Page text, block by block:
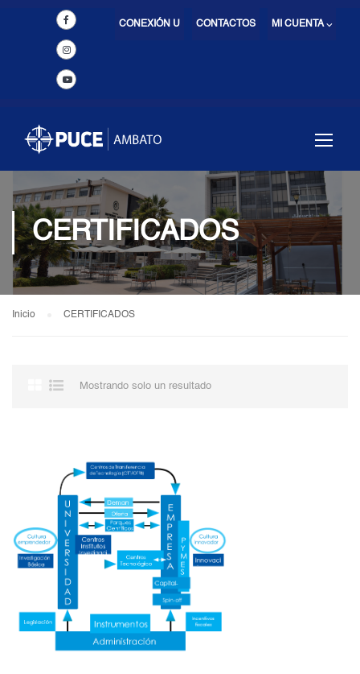
MI CUENTA ⌵
CONTACTOS
CONEXIÓN U
CERTIFICADOS
Inicio CERTIFICADOS
Mostrando solo un resultado